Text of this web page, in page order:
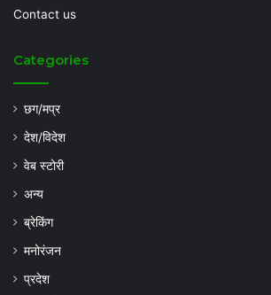
Contact us
Categories
छग/मप्र
देश/विदेश
वेब स्टोरी
अन्य
ब्रेकिंग
मनोरंजन
प्रदेश